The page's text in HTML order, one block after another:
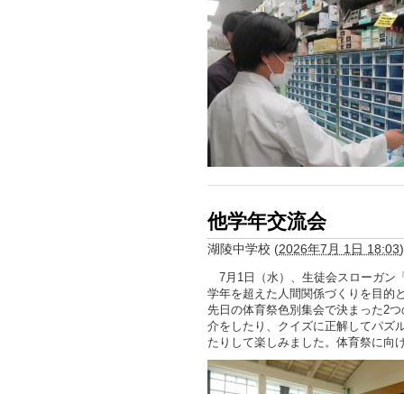
他学年交流会
湖陵中学校 (2026年7月 1日 18:03)
7月1日（水）、生徒会スローガン
学年を超えた人間関係づくりを目的
先日の体育祭色別集会で決まった2
介をしたり、クイズに正解してパズ
たりして楽しみました。体育祭に向